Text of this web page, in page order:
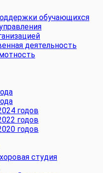
обучающихся
деятельность
годов
годов
годов
студия